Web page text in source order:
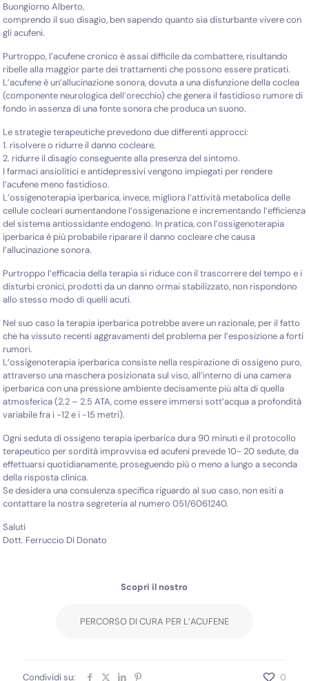
Buongiorno Alberto,
comprendo il suo disagio, ben sapendo quanto sia disturbante vivere con
gli acufeni.
Purtroppo, l’acufene cronico è assai difficile da combattere, risultando
ribelle alla maggior parte dei trattamenti che possono essere praticati.
L’acufene è un’allucinazione sonora, dovuta a una disfunzione della coclea
(componente neurologica dell’orecchio) che genera il fastidioso rumore di
fondo in assenza di una fonte sonora che produca un suono.
Le strategie terapeutiche prevedono due differenti approcci:
1. risolvere o ridurre il danno cocleare,
2. ridurre il disagio conseguente alla presenza del sintomo.
I farmaci ansiolitici e antidepressivi vengono impiegati per rendere
l’acufene meno fastidioso.
L’ossigenoterapia iperbarica, invece, migliora l’attività metabolica delle
cellule cocleari aumentandone l’ossigenazione e incrementando l’efficienza
del sistema antiossidante endogeno. In pratica, con l’ossigenoterapia
iperbarica è più probabile riparare il danno cocleare che causa
l’allucinazione sonora.
Purtroppo l’efficacia della terapia si riduce con il trascorrere del tempo e i
disturbi cronici, prodotti da un danno ormai stabilizzato, non rispondono
allo stesso modo di quelli acuti.
Nel suo caso la terapia iperbarica potrebbe avere un razionale, per il fatto
che ha vissuto recenti aggravamenti del problema per l’esposizione a forti
rumori.
L’ossigenoterapia iperbarica consiste nella respirazione di ossigeno puro,
attraverso una maschera posizionata sul viso, all’interno di una camera
iperbarica con una pressione ambiente decisamente più alta di quella
atmosferica (2.2 – 2.5 ATA, come essere immersi sott’acqua a profondità
variabile fra i -12 e i -15 metri).
Ogni seduta di ossigeno terapia iperbarica dura 90 minuti e il protocollo
terapeutico per sordità improvvisa ed acufeni prevede 10- 20 sedute, da
effettuarsi quotidianamente, proseguendo più o meno a lungo a seconda
della risposta clinica.
Se desidera una consulenza specifica riguardo al suo caso, non esiti a
contattare la nostra segreteria al numero 051/6061240.
Saluti
Dott. Ferruccio Di Donato
Scopri il nostro
PERCORSO DI CURA PER L’ACUFENE
Condividi su: 0